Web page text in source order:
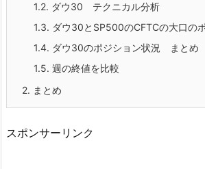
1.2. ダウ30 テクニカル分析
1.3. ダウ30とSP500のCFTCの大口の
1.4. ダウ30のポジション状況 まとめ
1.5. 週の終値を比較
2. まとめ
スポンサーリンク